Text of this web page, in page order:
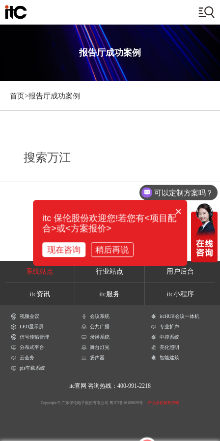
报告厅成功案例
首页>报告厅成功案例
搜索万江
系统站点 行业站点 用户后台
itc资讯 itc服务 itc小程序
视频会议 会议系统
itcHUB会议一体机
LED显示屏
公共广播
专业扩声
信号传输管理
录播系统
中控系统
分布式平台
舞台灯光
亮化照明
云会务
扬声器
智能建筑
pis车载系统
itc官网 咨询热线：400-991-2218
Copyright © 广东保伦电子股份有限公司 粤ICP备16106620号 产品参数解释声明
可以定制方案吗？
×
itc 保伦股份欢迎您!若您有<项目配
合>或<方案报价>
现在咨询 稍后再说